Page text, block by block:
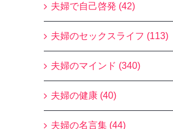
夫婦で自己啓発 (42)
夫婦のセックスライフ (113)
夫婦のマインド (340)
夫婦の健康 (40)
夫婦の名言集 (44)